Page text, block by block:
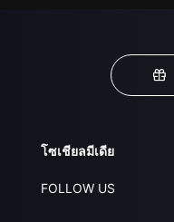
โซเชียลมีเดีย
FOLLOW US